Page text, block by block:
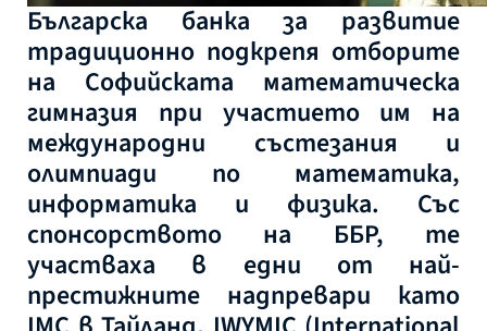
Българска банка за развитие
традиционно подкрепя отборите
на Софийската математическа
гимназия при участието им на
международни състезания и
олимпиади по математика,
информатика и физика. Със
спонсорството на ББР, те
участваха в едни от най-
престижните надпревари като